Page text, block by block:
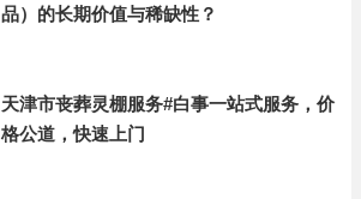
品）的长期价值与稀缺性？
天津市丧葬灵棚服务#白事一站式服务，价
格公道，快速上门